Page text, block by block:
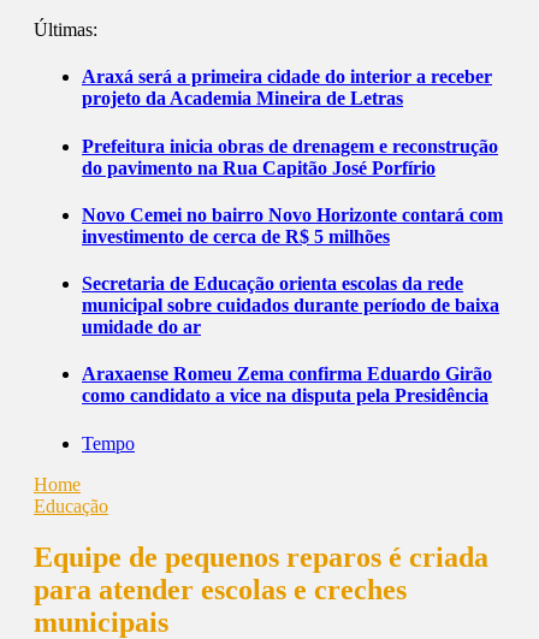
Últimas:
Araxá será a primeira cidade do interior a receber
projeto da Academia Mineira de Letras
Prefeitura inicia obras de drenagem e reconstrução
do pavimento na Rua Capitão José Porfírio
Novo Cemei no bairro Novo Horizonte contará com
investimento de cerca de R$ 5 milhões
Secretaria de Educação orienta escolas da rede
municipal sobre cuidados durante período de baixa
umidade do ar
Araxaense Romeu Zema confirma Eduardo Girão
como candidato a vice na disputa pela Presidência
Tempo
Home
Educação
Equipe de pequenos reparos é criada
para atender escolas e creches
municipais